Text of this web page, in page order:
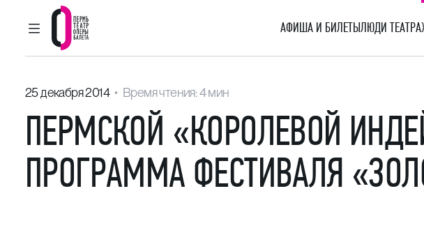
ГЛАВНОЕ МЕНЮ
Пермский театр оперы и балета
АФИША И БИЛЕТЫЛЮДИ ТЕАТРА
25 декабря 2014 Время чтения: 4 мин
ПЕРМСКОЙ «КОРОЛЕВОЙ
ПРОГРАММА ФЕСТИВАЛЯ